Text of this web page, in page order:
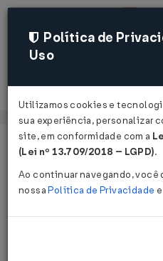
Página Inicial Legislações
Resolução
Política de
Uso
Utilizamos cookies e
sua experiência, personalizar
site, em conformidade com a
(Lei nº 13.709/2018 – LGPD).
Ao continuar navegando, você
nossaPolítica de Privacidade